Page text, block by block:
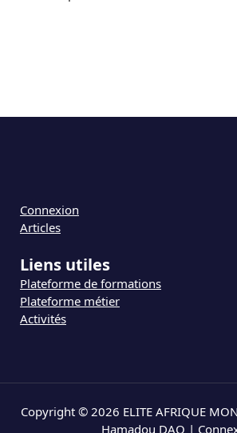
Connexion
Articles
Liens utiles
Plateforme de formations
Plateforme métier
Activités
Copyright © 2026 ELITE AFRIQUE
Hamadou DAO |